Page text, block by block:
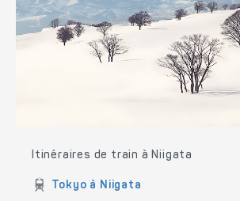
Itinéraires de train à Niigata
Tokyo à Niigata